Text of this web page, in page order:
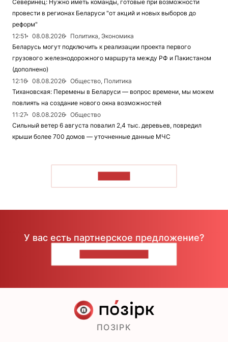
Северинец: Нужно иметь команды, готовые при возможности
провести в регионах Беларуси "от акций и новых выборов до
реформ"
12:51
08.08.2026
Политика, Экономика
Беларусь могут подключить к реализации проекта первого
грузового железнодорожного маршрута между РФ и Пакистаном
(дополнено)
12:16
08.08.2026
Общество, Политика
Тихановская: Перемены в Беларуси — вопрос времени, мы можем
повлиять на создание нового окна возможностей
11:27
08.08.2026
Общество
Сильный ветер 6 августа повалил 2,4 тыс. деревьев, повредил
крыши более 700 домов — уточненные данные МЧС
У вас есть партнерское предложение?
ПОЗІРК